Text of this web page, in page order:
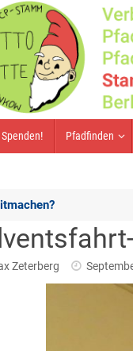
Spenden! Pfadfinden
Zeterberg